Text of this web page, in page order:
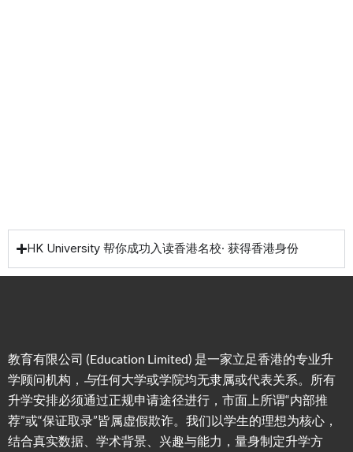
HK University 帮你成功入读香港名校· 获得香港身份
教育有限公司 (Education Limited) 是一家立足香港的专业升
学顾问机构， 与任何大学或学院均无隶属或代表关系。所有
升学安排必须通过正规申请途径进行，市面上所谓“内部推
荐”或“保证取录”皆属虚假欺诈。我们以学生的理想为核心，
结合真实数据、学术背景、兴趣与能力，量身制定升学方